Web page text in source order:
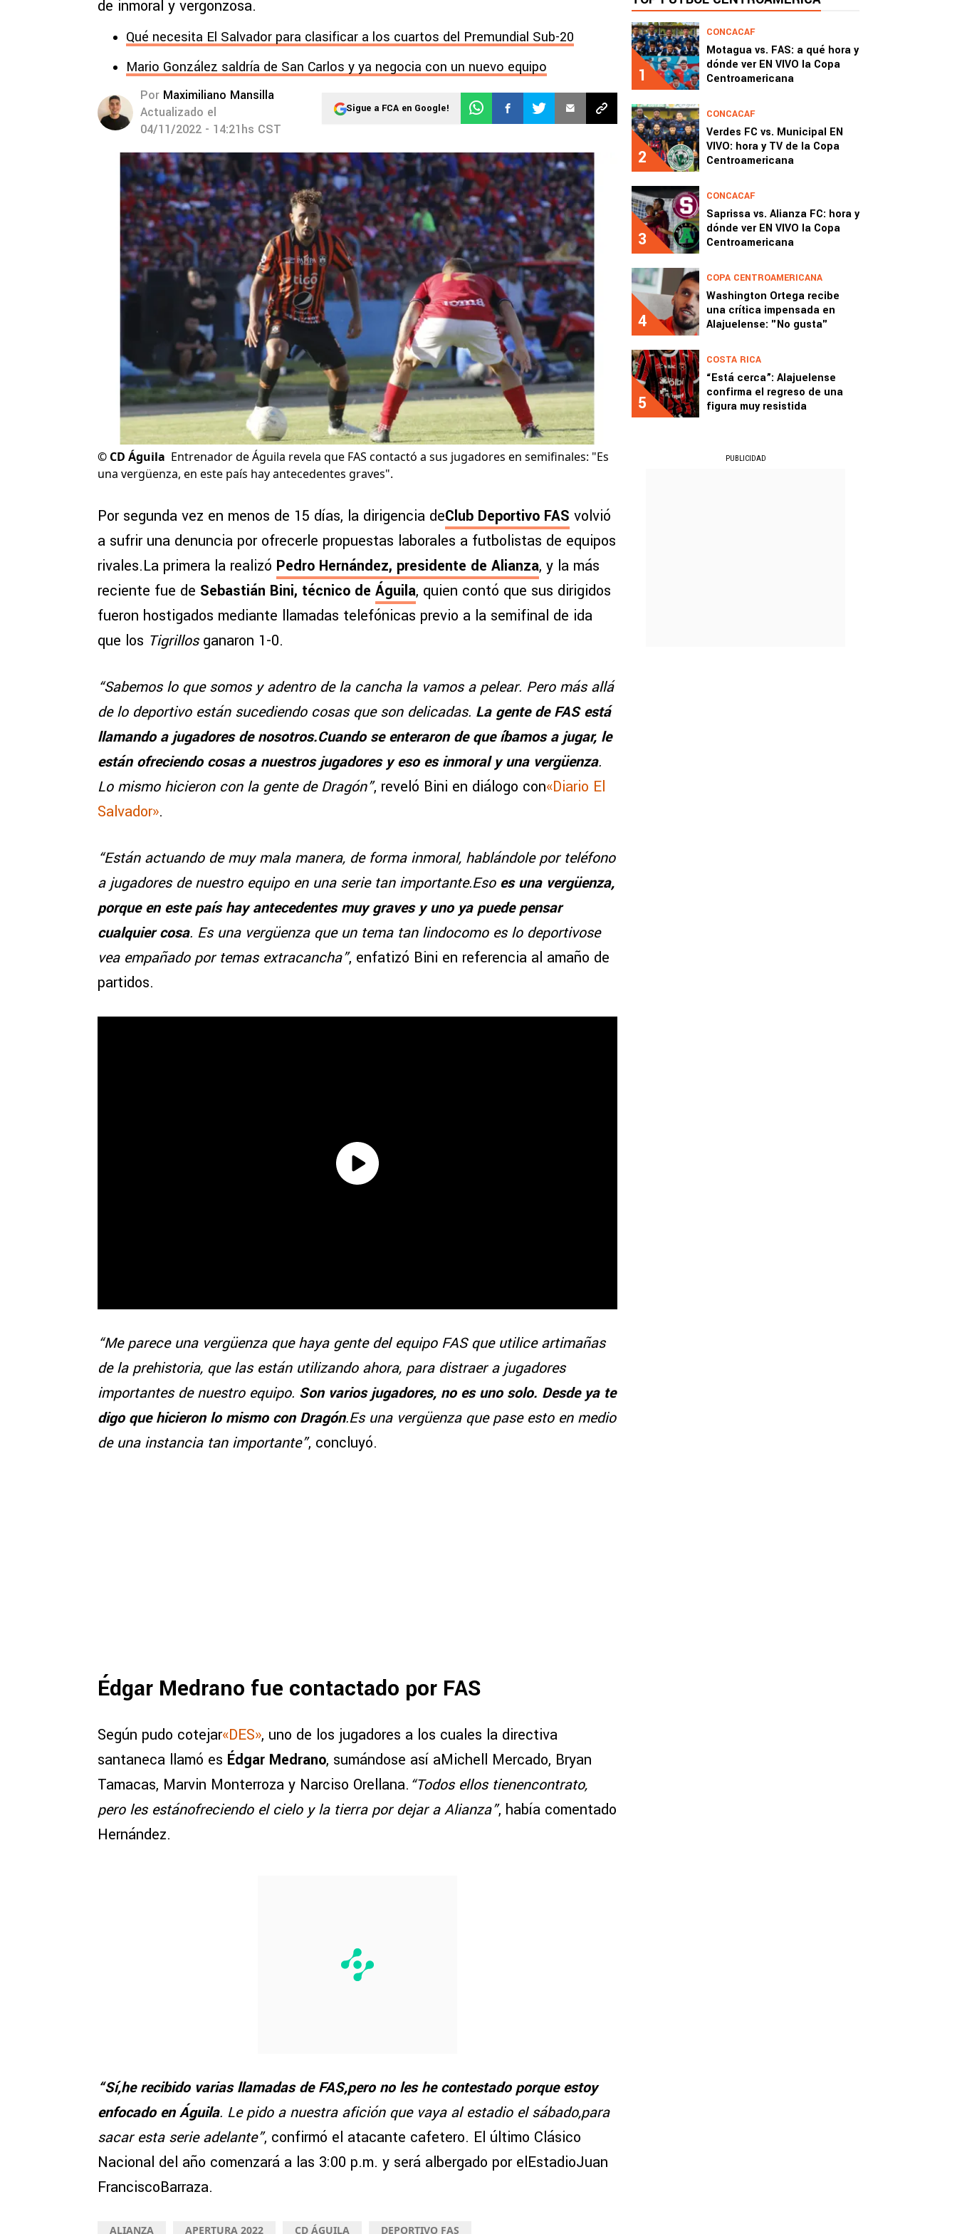
de inmoral y vergonzosa.
Qué necesita El Salvador para clasificar a los cuartos del Premundial Sub-20
Mario González saldría de San Carlos y ya negocia con un nuevo equipo
Por Maximiliano Mansilla
Actualizado el
04/11/2022 - 14:21hs CST
Sigue a FCA en Google!
© CD Águila Entrenador de Águila revela que FAS contactó a sus jugadores en semifinales: "Es
una vergüenza, en este país hay antecedentes graves".
Por segunda vez en menos de 15 días, la dirigencia deClub Deportivo FAS volvió
a sufrir una denuncia por ofrecerle propuestas laborales a futbolistas de equipos
rivales.La primera la realizó Pedro Hernández, presidente de Alianza, y la más
reciente fue de Sebastián Bini, técnico de Águila, quien contó que sus dirigidos
fueron hostigados mediante llamadas telefónicas previo a la semifinal de ida
que los Tigrillosganaron 1-0.
“Sabemos lo que somos y adentro de la cancha la vamos a pelear. Pero más allá
de lo deportivo están sucediendo cosas que son delicadas. La gente de FAS está
llamando a jugadores de nosotros.Cuando se enteraron de que íbamos a jugar, le
están ofreciendo cosas a nuestros jugadores y eso es inmoral y una vergüenza.
Lo mismo hicieron con la gente de Dragón”, reveló Bini en diálogo con«Diario El
Salvador».
“Están actuando de muy mala manera, de forma inmoral, hablándole por teléfono
a jugadores de nuestro equipo en una serie tan importante.Eso es una vergüenza,
porque en este país hay antecedentes muy graves y uno ya puede pensar
cualquier cosa. Es una vergüenza que un tema tan lindocomo es lo deportivose
vea empañado por temas extracancha”, enfatizó Bini en referencia al amaño de
partidos.
“Me parece una vergüenza que haya gente del equipo FAS que utilice artimañas
de la prehistoria, que las están utilizando ahora, para distraer a jugadores
importantes de nuestro equipo. Son varios jugadores, no es uno solo. Desde ya te
digo que hicieron lo mismo con Dragón.Es una vergüenza que pase esto en medio
de una instancia tan importante”, concluyó.
Édgar Medrano fue contactado por FAS
Según pudo cotejar«DES», uno de los jugadores a los cuales la directiva
santaneca llamó es Édgar Medrano, sumándose así aMichell Mercado, Bryan
Tamacas, Marvin Monterroza y Narciso Orellana. “Todos ellos tienencontrato,
pero les estánofreciendo el cielo y la tierra por dejar a Alianza”, había comentado
Hernández.
“Sí,he recibido varias llamadas de FAS,pero no les he contestado porque estoy
enfocado en Águila. Le pido a nuestra afición que vaya al estadio el sábado,para
sacar esta serie adelante”, confirmó el atacante cafetero. El último Clásico
Nacional del año comenzará a las 3:00 p.m. y será albergado por elEstadioJuan
FranciscoBarraza.
ALIANZA APERTURA 2022 CD ÁGUILA DEPORTIVO FAS
1
CONCACAF
Motagua vs. FAS: a qué hora y
dónde ver EN VIVO la Copa
Centroamericana
2
CONCACAF
Verdes FC vs. Municipal EN
VIVO: hora y TV de la Copa
Centroamericana
3
CONCACAF
Saprissa vs. Alianza FC: hora y
dónde ver EN VIVO la Copa
Centroamericana
4
COPA CENTROAMERICANA
Washington Ortega recibe
una crítica impensada en
Alajuelense: "No gusta"
5
COSTA RICA
“Está cerca”: Alajuelense
confirma el regreso de una
figura muy resistida
PUBLICIDAD